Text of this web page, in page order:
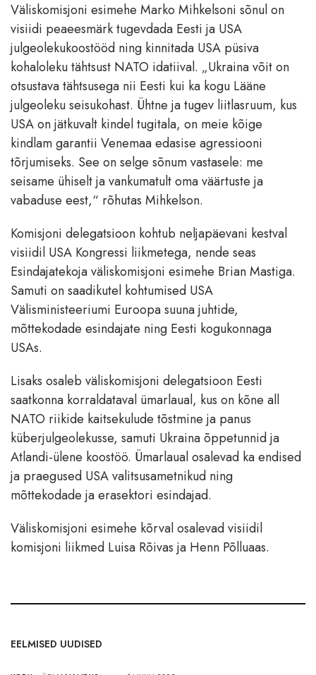
Väliskomisjoni esimehe Marko Mihkelsoni sõnul on
visiidi peaeesmärk tugevdada Eesti ja USA
julgeolekukoostööd ning kinnitada USA püsiva
kohaloleku tähtsust NATO idatiival. „Ukraina võit on
otsustava tähtsusega nii Eesti kui ka kogu Lääne
julgeoleku seisukohast. Ühtne ja tugev liitlasruum, kus
USA on jätkuvalt kindel tugitala, on meie kõige
kindlam garantii Venemaa edasise agressiooni
tõrjumiseks. See on selge sõnum vastasele: me
seisame ühiselt ja vankumatult oma väärtuste ja
vabaduse eest,“ rõhutas Mihkelson.
Komisjoni delegatsioon kohtub neljapäevani kestval
visiidil USA Kongressi liikmetega, nende seas
Esindajatekoja väliskomisjoni esimehe Brian Mastiga.
Samuti on saadikutel kohtumised USA
Välisministeeriumi Euroopa suuna juhtide,
mõttekodade esindajate ning Eesti kogukonnaga
USAs.
Lisaks osaleb väliskomisjoni delegatsioon Eesti
saatkonna korraldataval ümarlaual, kus on kõne all
NATO riikide kaitsekulude tõstmine ja panus
küberjulgeolekusse, samuti Ukraina õppetunnid ja
Atlandi-ülene koostöö. Ümarlaual osalevad ka endised
ja praegused USA valitsusametnikud ning
mõttekodade ja erasektori esindajad.
Väliskomisjoni esimehe kõrval osalevad visiidil
komisjoni liikmed Luisa Rõivas ja Henn Põlluaas.
EELMISED UUDISED